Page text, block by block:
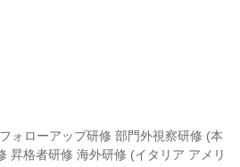
ォローアップ研修 部門外視察研修 (本
昇格者研修 海外研修 (イタリア アメリ